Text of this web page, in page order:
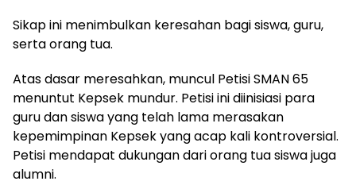
Sikap ini menimbulkan keresahan bagi siswa, guru,
serta orang tua.
Atas dasar meresahkan, muncul Petisi SMAN 65
menuntut Kepsek mundur. Petisi ini diinisiasi para
guru dan siswa yang telah lama merasakan
kepemimpinan Kepsek yang acap kali kontroversial.
Petisi mendapat dukungan dari orang tua siswa juga
alumni.